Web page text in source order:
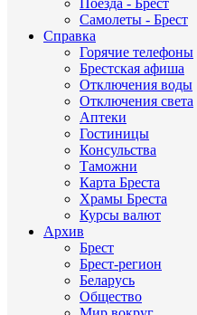
Поезда - Брест
Самолеты - Брест
Справка
Горячие телефоны
Брестская афиша
Отключения воды
Отключения света
Аптеки
Гостиницы
Консульства
Таможни
Карта Бреста
Храмы Бреста
Курсы валют
Архив
Брест
Брест-регион
Беларусь
Общество